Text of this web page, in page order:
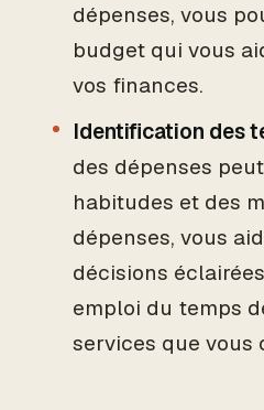
dépenses, vous
budget qui vous
vos finances.
Identification des
des dépenses
habitudes et des
dépenses, vous
décisions
emploi du temps
services que vous